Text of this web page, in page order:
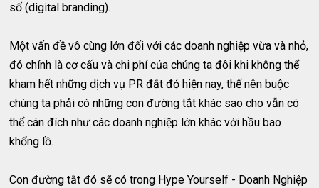
số (digital branding).
Một vấn đề vô cùng lớn đối với các doanh nghiệp vừa và nhỏ,
đó chính là cơ cấu và chi phí của chúng ta đôi khi không thể
kham hết những dịch vụ PR đắt đỏ hiện nay, thế nên buộc
chúng ta phải có những con đường tắt khác sao cho vẫn có
thể cán đích như các doanh nghiệp lớn khác với hầu bao
khổng lồ.
Con đường tắt đó sẽ có trong Hype Yourself - Doanh Nghiệp